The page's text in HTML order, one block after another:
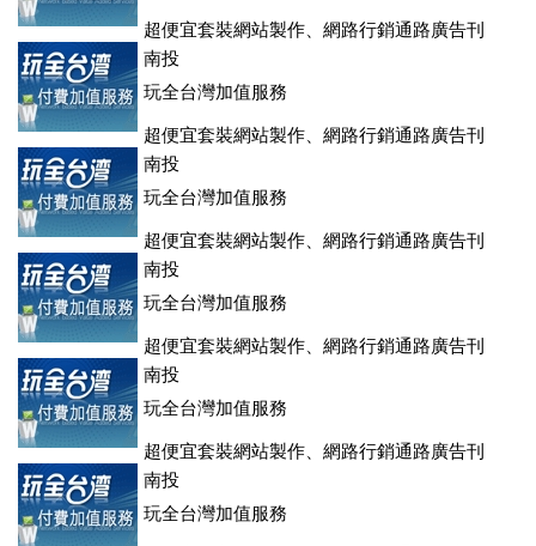
超便宜套裝網站製作、網路行銷通路廣告刊
登、訂房系統、客房委託旅行社銷售，全面優惠中....
南投
玩全台灣加值服務
超便宜套裝網站製作、網路行銷通路廣告刊
登、訂房系統、客房委託旅行社銷售，全面優惠中....
南投
玩全台灣加值服務
超便宜套裝網站製作、網路行銷通路廣告刊
登、訂房系統、客房委託旅行社銷售，全面優惠中....
南投
玩全台灣加值服務
超便宜套裝網站製作、網路行銷通路廣告刊
登、訂房系統、客房委託旅行社銷售，全面優惠中....
南投
玩全台灣加值服務
超便宜套裝網站製作、網路行銷通路廣告刊
登、訂房系統、客房委託旅行社銷售，全面優惠中....
南投
玩全台灣加值服務